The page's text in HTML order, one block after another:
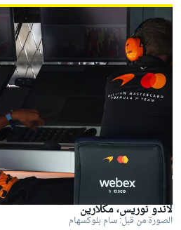
لاندو نوريس، مكلارين
الصورة من قبل: سام بلوكسهام